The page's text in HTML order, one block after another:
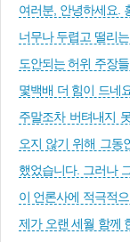
여러분, 안녕하세요.
너무나 두렵고 떨리
도안되는 허위 주장
몇백배 더 힘이 드네
주말조차 버텨내지
오지 않기 위해 그동
했었습니다. 그러나
이 언론사에 적극적
제가 오랜 세월 함께